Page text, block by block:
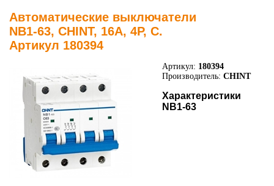
Автоматические выключатели
NB1-63, CHINT, 16А, 4P, C.
Артикул 180394
Артикул: 180394
Производитель: CHINT
Характеристики
NB1-63